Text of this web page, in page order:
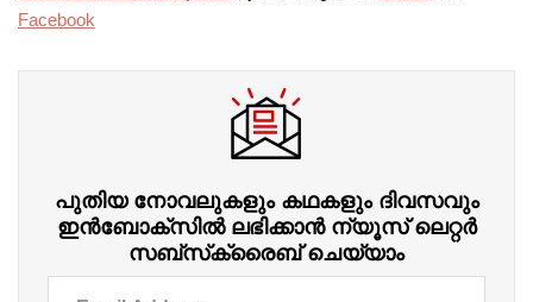
Facebook
പുതിയ നോവലുകളും കഥകളും ദിവസവും
ഇന്‍ബോക്‌സില്‍ ലഭിക്കാന്‍ ന്യൂസ് ലെറ്റർ
സബ്‌സ്‌ക്രൈബ് ചെയ്യാം